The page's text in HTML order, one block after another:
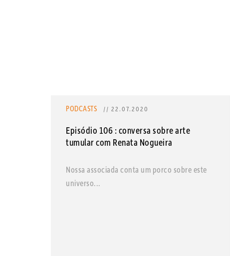
PODCASTS // 22.07.2020
Episódio 106 : conversa sobre arte
tumular com Renata Nogueira
Nossa associada conta um porco sobre este
universo...